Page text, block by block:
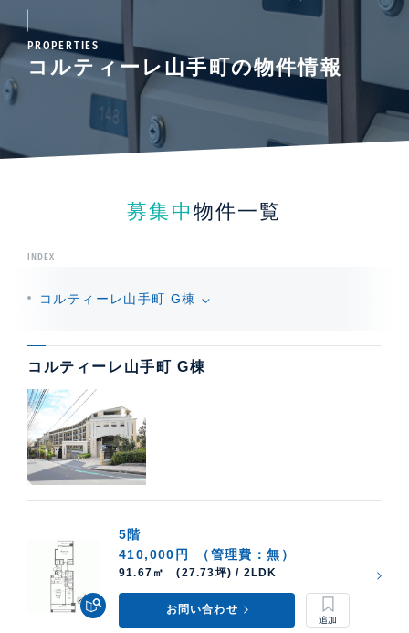
PROPERTIES
コルティーレ山手町の物件情報
募集中 物件一覧
INDEX
コルティーレ山手町 G棟
コルティーレ山手町 G棟
5階
410,000円
（管理費：無）
91.67㎡ (27.73坪) / 2LDK
お問い合わせ